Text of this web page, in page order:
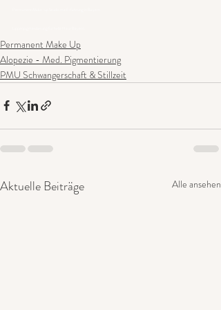
Permanent Make Up
Alopezie - Med. Pigmentierung
PMU Schwangerschaft & Stillzeit
Aktuelle Beiträge Alle ansehen